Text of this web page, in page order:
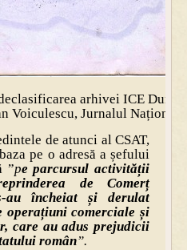
arhivei ICE
Voiculescu, Jurnalul Național
de atunci al CSAT,
pe o adresă a șefului
”pe parcursul activității
de Comerț
au încheiat și derulat
operațiuni comerciale și
care au adus prejudicii
român”.